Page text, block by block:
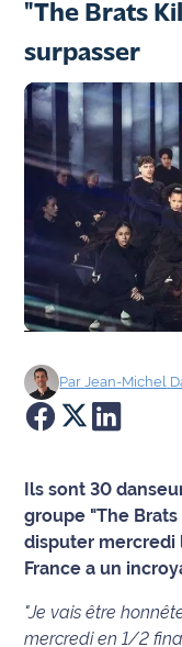
Marseille
- Aix
OM
Agenda
Faits
divers
Sports
Société
Culture
Éducation
Emploi
"The Brats
surpasser
ParJean-Michel
Ils sont 30
groupe "The
disputer mercredi
France a un
"Je vais être
mercredi en 1/2